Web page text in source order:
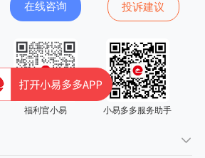
在线咨询 投诉建议
福利官小易 小易多多服务助手